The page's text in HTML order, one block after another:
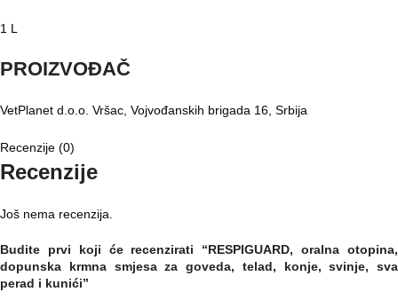
1 L
PROIZVOĐAČ
VetPlanet d.o.o. Vršac, Vojvođanskih brigada 16, Srbija
Recenzije (0)
Recenzije
Još nema recenzija.
Budite prvi koji će recenzirati “RESPIGUARD, oralna otopina,
dopunska krmna smjesa za goveda, telad, konje, svinje, sva
perad i kunići”